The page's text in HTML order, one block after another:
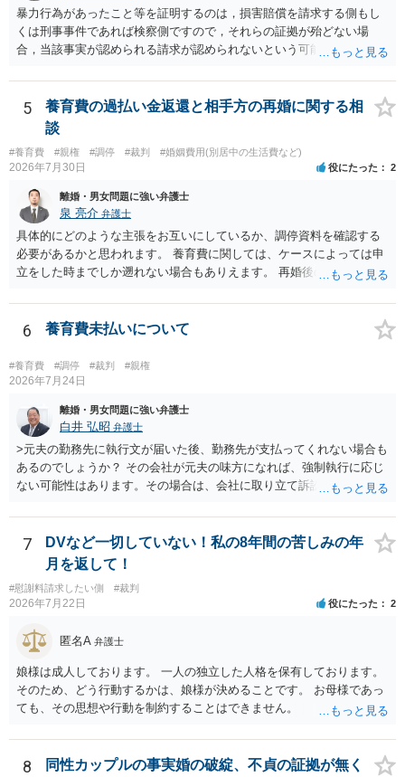
暴力行為があったこと等を証明するのは，損害賠償を請求する側もし
くは刑事事件であれば検察側ですので，それらの証拠が殆どない場
合，当該事実が認められる請求が認められないという可能性はあるで
5
養育費の過払い金返還と相手方の再婚に関する相
談
#養育費 #親権 #調停 #裁判 #婚姻費用(別居中の生活費など)
2026年7月30日 役にたった 2
離婚・男女問題に強い弁護士
泉 亮介 弁護士
具体的にどのような主張をお互いにしているか、調停資料を確認する
必要があるかと思われます。 養育費に関しては、ケースによっては申
立をした時までしか遡れない場合もありえます。 再婚後の相手方の行
養育費に関するやりとり等があればそちらについても確認する必要が
あるでしょう。 公開相談の場での回答よりも個別に弁護士にご相談さ
6 養育費未払いについて
#養育費 #調停 #裁判 #親権
2026年7月24日
離婚・男女問題に強い弁護士
白井 弘昭 弁護士
>元夫の勤務先に執行文が届いた後、勤務先が支払ってくれない場合も
あるのでしょうか？ その会社が元夫の味方になれば、強制執行に応じ
ない可能性はあります。その場合は、会社に取り立て訴訟を行うこと
押さえ、元夫名義の車の差し押さえ競売などを検討します。 ＞何もで
きなかった場合は、公正証書の原本は戻ってくるのでしょうか？ 取れ
ても取れなくても、執行裁判所に原本の還付請求を行えば還付されま
す。 ＞他の弁護士さんに再度依頼できるのでしょうか？ できます。た
だ、取れなかった場合に取り立て訴訟等を起こしてもらえば、他の弁
護士に頼む必要は無いでしょう。 以上、ご参考まで。
7
DVなど一切していない！私の8年間の苦しみの年
月を返して！
#慰謝料請求したい側 #裁判
2026年7月22日 役にたった 2
匿名A 弁護士
娘様は成人しております。 一人の独立した人格を保有しております。
そのため、どう行動するかは、娘様が決めることです。 お母様であっ
ても、その思想や行動を制約することはできません。
8
同性カップルの事実婚の破綻、不貞の証拠が無く